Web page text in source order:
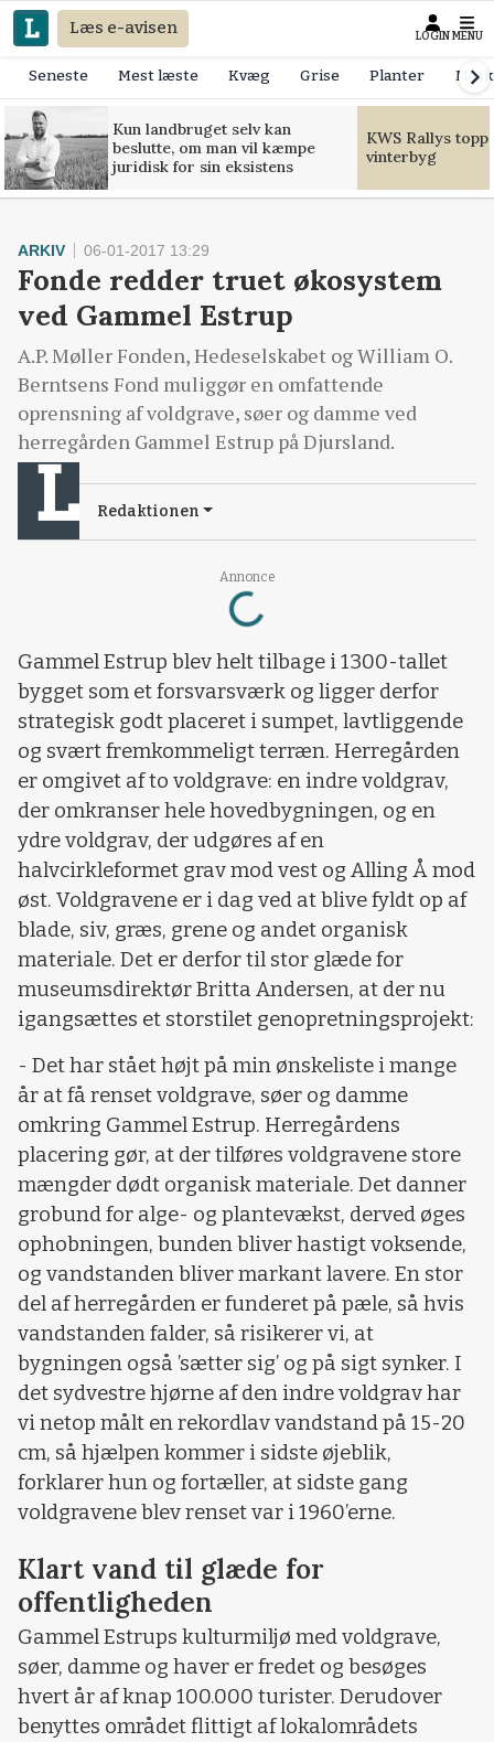
Læs e-avisen LOGIN MENU
Seneste Mest læste Kvæg Grise Planter
Kun landbruget selv kan
beslutte, om man vil kæmpe
juridisk for sin eksistens
KWS Rallys
vinterbyg
Annonce
Loading...
ARKIV 06-01-2017 13:29
Fonde redder truet økosystem
ved Gammel Estrup
A.P. Møller Fonden, Hedeselskabet og William O.
Berntsens Fond muliggør en omfattende
oprensning af voldgrave, søer og damme ved
herregården Gammel Estrup på Djursland.
Redaktionen
Gammel Estrup blev helt tilbage i 1300-tallet
bygget som et forsvarsværk og ligger derfor
strategisk godt placeret i sumpet, lavtliggende
og svært fremkommeligt terræn. Herregården
er omgivet af to voldgrave: en indre voldgrav,
der omkranser hele hovedbygningen, og en
ydre voldgrav, der udgøres af en
halvcirkleformet grav mod vest og Alling Å mod
øst. Voldgravene er i dag ved at blive fyldt op af
blade, siv, græs, grene og andet organisk
materiale. Det er derfor til stor glæde for
museumsdirektør Britta Andersen, at der nu
igangsættes et storstilet genopretningsprojekt:
- Det har stået højt på min ønskeliste i mange
år at få renset voldgrave, søer og damme
omkring Gammel Estrup. Herregårdens
placering gør, at der tilføres voldgravene store
mængder dødt organisk materiale. Det danner
grobund for alge- og plantevækst, derved øges
ophobningen, bunden bliver hastigt voksende,
og vandstanden bliver markant lavere. En stor
del af herregården er funderet på pæle, så hvis
vandstanden falder, så risikerer vi, at
bygningen også ’sætter sig’ og på sigt synker. I
det sydvestre hjørne af den indre voldgrav har
vi netop målt en rekordlav vandstand på 15-20
cm, så hjælpen kommer i sidste øjeblik,
forklarer hun og fortæller, at sidste gang
voldgravene blev renset var i 1960’erne.
Klart vand til glæde for
offentligheden
Gammel Estrups kulturmiljø med voldgrave,
søer, damme og haver er fredet og besøges
hvert år af knap 100.000 turister. Derudover
benyttes området flittigt af lokalområdets